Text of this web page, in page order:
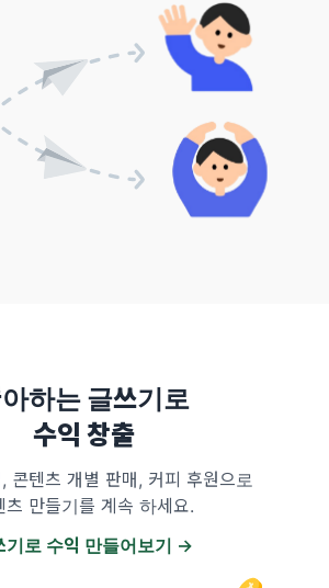
하는 글쓰기로
수익 창출
콘텐츠 개별 판매, 커피 후원으로
츠 만들기를 계속 하세요.
기로 수익 만들어보기 →